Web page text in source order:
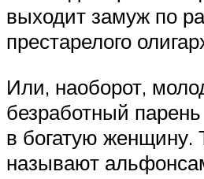
выходит замуж по
престарелого
Или, наоборот,
безработный
в богатую женщину.
называют